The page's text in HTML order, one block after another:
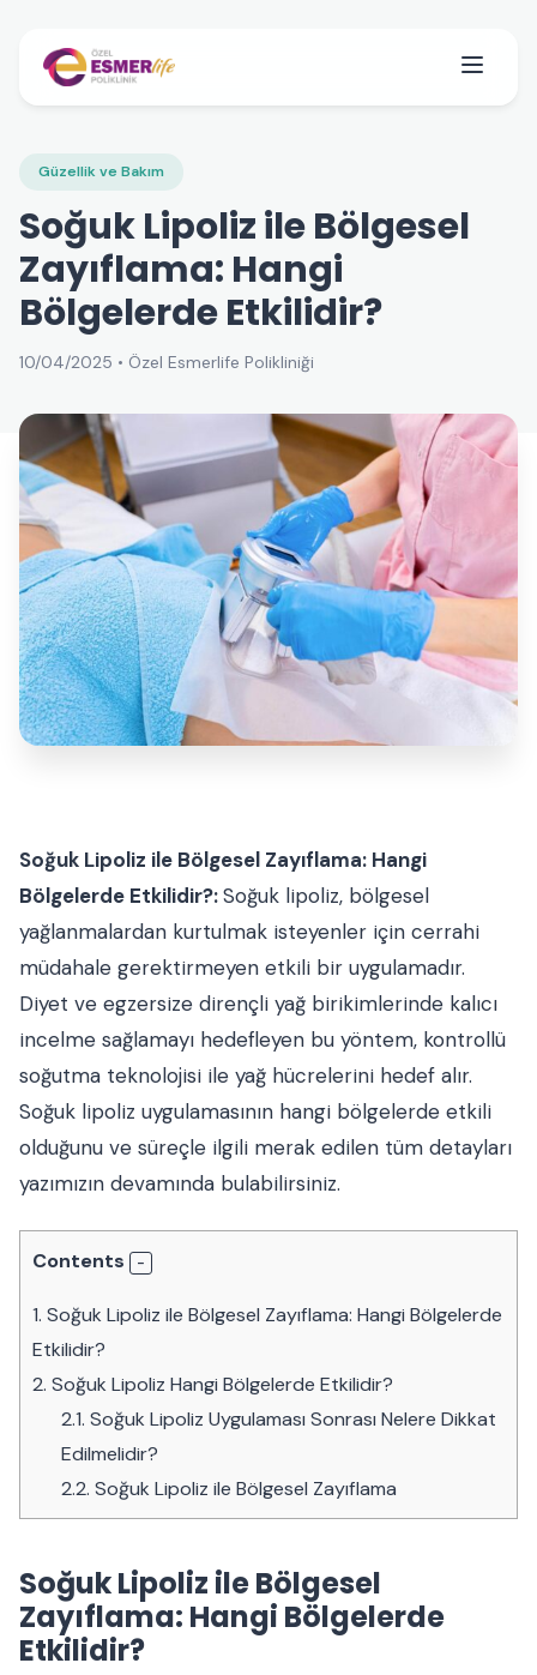
Güzellik ve Bakım
Soğuk Lipoliz ile Bölgesel
Zayıflama: Hangi
Bölgelerde Etkilidir?
10/04/2025 • Özel Esmerlife Polikliniği
Soğuk Lipoliz ile Bölgesel Zayıflama: Hangi
Bölgelerde Etkilidir?:Soğuk lipoliz, bölgesel
yağlanmalardan kurtulmak isteyenler için cerrahi
müdahale gerektirmeyen etkili bir uygulamadır.
Diyet ve egzersize dirençli yağ birikimlerinde kalıcı
incelme sağlamayı hedefleyen bu yöntem, kontrollü
soğutma teknolojisi ile yağ hücrelerini hedef alır.
Soğuk lipoliz uygulamasının hangi bölgelerde etkili
olduğunu ve süreçle ilgili merak edilen tüm detayları
yazımızın devamında bulabilirsiniz.
Contents
1. Soğuk Lipoliz ile Bölgesel Zayıflama: Hangi Bölgelerde
Etkilidir?
2. Soğuk Lipoliz Hangi Bölgelerde Etkilidir?
2.1. Soğuk Lipoliz Uygulaması Sonrası Nelere Dikkat
Edilmelidir?
2.2. Soğuk Lipoliz ile Bölgesel Zayıflama
Soğuk Lipoliz ile Bölgesel
Zayıflama: Hangi Bölgelerde
Etkilidir?